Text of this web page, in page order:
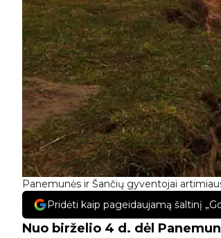
Panemunės ir Šančių gyventojai
Pridėti kaip pageidaujamą šaltinį
Nuo birželio 4 d. dėl